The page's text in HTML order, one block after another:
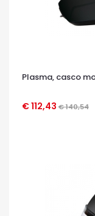
Plasma, casco
€ 112,43 € 140,54
OCCHIATA VELOCE